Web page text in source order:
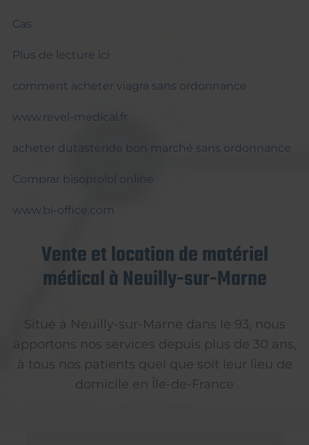
Cas
Plus de lecture ici
comment acheter viagra sans ordonnance
www.revel-medical.fr
acheter dutasteride bon marché sans ordonnance
Comprar bisoprolol online
www.bi-office.com
Vente et location de matériel
médical à Neuilly-sur-Marne
Situé à Neuilly-sur-Marne dans le 93, nous
apportons nos services depuis plus de 30 ans,
à tous nos patients quel que soit leur lieu de
domicile en Île-de-France